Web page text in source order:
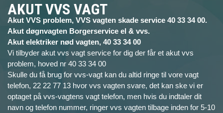
AKUT VVS VAGT
Akut VVS problem, VVS vagten skade service 40 33 34 00.
Akut døgnvagten Borgerservice el & vvs.
Akut elektriker nød vagten, 40 33 34 00
Vi tilbyder akut vvs vagt service for dig der får et akut vvs
problem, hoved nr 40 33 34 00
Skulle du få brug for vvs-vagt kan du altid ringe til vore vagt
telefon, 22 22 77 13 hvor vvs vagten svare, det kan ske vi er
optaget på vvs-vagtens vagt telefon, men hvis du indtaler dit
navn og telefon nummer, ringer vvs vagten tilbage inden for 5-10